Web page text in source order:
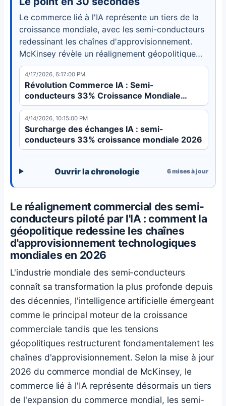
Le commerce lié à l'IA représente un tiers de la
croissance mondiale, avec les semi-conducteurs
redessinant les chaînes d'approvisionnement.
McKinsey révèle un réalignement géopolitique
créant des hubs en Asie du Sud-Est et en Inde.
4/17/2026, 6:17:00 PM
Révolution Commerce IA : Semi-
conducteurs 33% Croissance Mondiale
2026
4/14/2026, 10:15:00 PM
Surcharge des échanges IA : semi-
conducteurs 33% croissance mondiale 2026
Ouvrir la chronologie 6mises à jour
Le réalignement commercial des semi-
conducteurs piloté par l'IA : comment la
géopolitique redessine les chaînes
d'approvisionnement technologiques
mondiales en 2026
L'industrie mondiale des semi-conducteurs
connaît sa transformation la plus profonde depuis
des décennies, l'intelligence artificielle émergeant
comme le principal moteur de la croissance
commerciale tandis que les tensions
géopolitiques restructurent fondamentalement les
chaînes d'approvisionnement. Selon la mise à jour
2026 du commerce mondial de McKinsey, le
commerce lié à l'IA représente désormais un tiers
de l'expansion du commerce mondial, les semi-